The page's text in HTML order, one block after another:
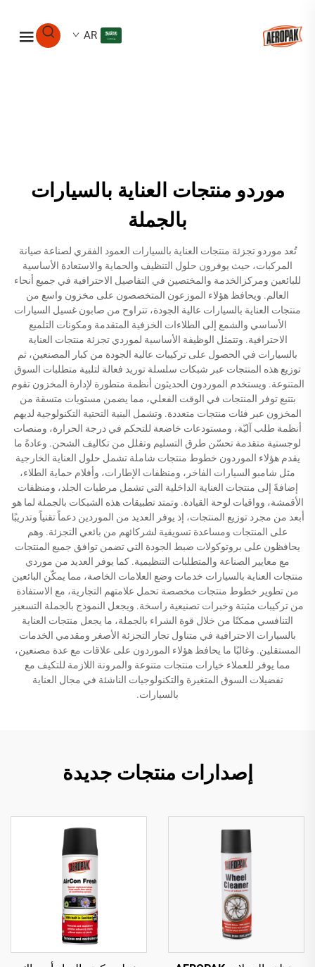
AR
موردو منتجات العناية بالسيارات
بالجملة
تُعد موردو تجزئة منتجات العناية بالسيارات العمود الفقري لصناعة صيانة
المركبات، حيث يوفرون حلول التنظيف والحماية والاستعادة الأساسية
للبائعين ومركزالخدمة والمختصين في التفاصيل الاحترافية في جميع أنحاء
العالم. ويحافظ هؤلاء الموزعون المتخصصون على مخزون واسع من
منتجات العناية بالسيارات عالية الجودة، تتراوح من صابون غسيل السيارات
الأساسي والشمع إلى الطلاءات الخزفية المتقدمة ومكونات التلميع
الاحترافية. وتتمثل الوظيفة الأساسية لموردي تجزئة منتجات العناية
بالسيارات في الحصول على تركيبات عالية الجودة من كبار المصنعين، ثم
توزيع هذه المنتجات عبر شبكات سلسلة توريد فعالة لتلبية متطلبات السوق
المتنوعة. ويستخدم الموردون الحديثون أنظمة متطورة لإدارة المخزون تقوم
بتتبع توفر المنتجات في الوقت الفعلي، مما يضمن مستويات متسقة من
المخزون عبر فئات منتجات متعددة. وتشمل البنية التحتية التكنولوجية لديهم
أنظمة طلب آليّة، ومستودعات خاضعة للتحكم في درجة الحرارة، ومنصات
لوجستية متقدمة تحسّن طرق التسليم وتقلل من تكاليف الشحن. وعادةً ما
يقدم هؤلاء الموردون خطوط منتجات شاملة تشمل حلول العناية الخارجية
مثل شامبو السيارات الفاخر، ومنظفات الإطارات، وأفلام حماية الطلاء،
إضافةً إلى منتجات العناية الداخلية التي تشمل مرطبات الجلد، ومنظفات
الأقمشة، وواقيات لوحة القيادة. وتمتد تطبيقات هذه الشبكات بالجملة لما هو
أبعد من مجرد توزيع المنتجات، إذ يوفر العديد من الموردين دعماً تقنياً وتدريبًا
على المنتجات ومساعدة تسويقية لشركائهم من بائعي التجزئة. وهم
يحافظون على بروتوكولات ضبط الجودة التي تضمن توافق جميع المنتجات
مع معايير الصناعة والمتطلبات التنظيمية. كما يوفر العديد من موردي
منتجات العناية بالسيارات خدمات وضع العلامات الخاصة، مما يمكّن البائعين
من تطوير خطوط منتجات مخصصة تحمل علامتهم التجارية، مع الاستفادة
من تركيبات مثبتة وخبرات تصنيعية راسخة. ويجعل النموذج بالجملة التسعير
التنافسي ممكنًا من خلال قوة الشراء بالجملة، ما يجعل منتجات العناية
بالسيارات الاحترافية في متناول تجار التجزئة الأصغر ومقدمي الخدمات
المستقلين. وغالبًا ما يحافظ هؤلاء الموردون على علاقات مع عدة مصنعين،
مما يوفر للعملاء خيارات منتجات متنوعة والمرونة اللازمة للتكيف مع
تفضيلات السوق المتغيرة والتكنولوجيات الناشئة في مجال العناية
بالسيارات.
إصدارات منتجات جديدة